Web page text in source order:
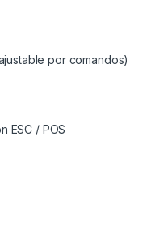
por comandos)
ESC / POS